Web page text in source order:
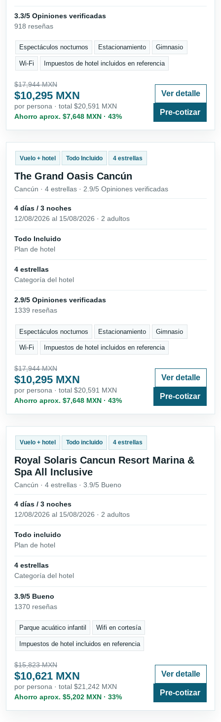
3.3/5 Opiniones verificadas
918 reseñas
Espectáculos nocturnos Estacionamiento Gimnasio
Wi-Fi Impuestos de hotel incluidos en referencia
$17,944 MXN
$10,295 MXN
por persona · total $20,591 MXN
Ahorro aprox. $7,648 MXN · 43%
Ver detalle
Pre-cotizar
Vuelo + hotel Todo Incluido 4 estrellas
The Grand Oasis Cancún
Cancún · 4 estrellas · 2.9/5 Opiniones verificadas
4 días / 3 noches
12/08/2026 al 15/08/2026 · 2 adultos
Todo Incluido
Plan de hotel
4 estrellas
Categoría del hotel
2.9/5 Opiniones verificadas
1339 reseñas
Espectáculos nocturnos Estacionamiento Gimnasio
Wi-Fi Impuestos de hotel incluidos en referencia
$17,944 MXN
$10,295 MXN
por persona · total $20,591 MXN
Ahorro aprox. $7,648 MXN · 43%
Ver detalle
Pre-cotizar
Vuelo + hotel Todo incluido 4 estrellas
Royal Solaris Cancun Resort Marina &
Spa All Inclusive
Cancún · 4 estrellas · 3.9/5 Bueno
4 días / 3 noches
12/08/2026 al 15/08/2026 · 2 adultos
Todo incluido
Plan de hotel
4 estrellas
Categoría del hotel
3.9/5 Bueno
1370 reseñas
Parque acuático infantil Wifi en cortesía
Impuestos de hotel incluidos en referencia
$15,823 MXN
$10,621 MXN
por persona · total $21,242 MXN
Ahorro aprox. $5,202 MXN · 33%
Ver detalle
Pre-cotizar